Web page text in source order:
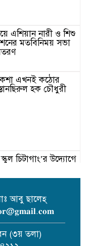
এশিয়ান নারী ও শিশু
মতবিনিময় সভা
এখনই কঠোর
হক চৌধুরী
চিটাগাং’র উদ্যোগে
ইউনিয়ন নির্বাচনে
মোহাম্মদ
আবু ছালেহ্
(৩য় তলা)